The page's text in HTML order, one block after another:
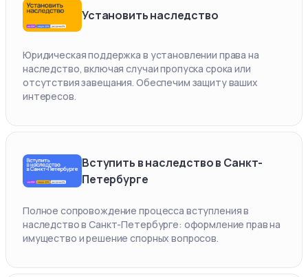
Установить наследство
Юридическая поддержка в установлении права на
наследство, включая случаи пропуска срока или
отсутствия завещания. Обеспечим защиту ваших
интересов.
Вступить в наследство в Санкт-
Петербурге
Полное сопровождение процесса вступления в
наследство в Санкт-Петербурге: оформление прав на
имущество и решение спорных вопросов.